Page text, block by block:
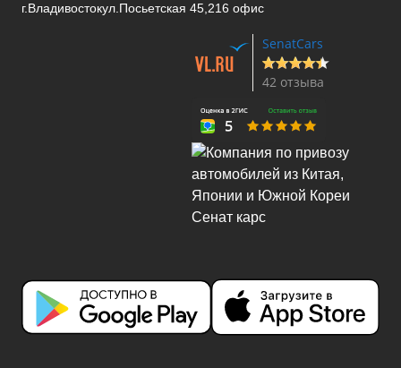
г.Владивостокул.Посьетская 45,216 офис
SenatCars
42 отзыва